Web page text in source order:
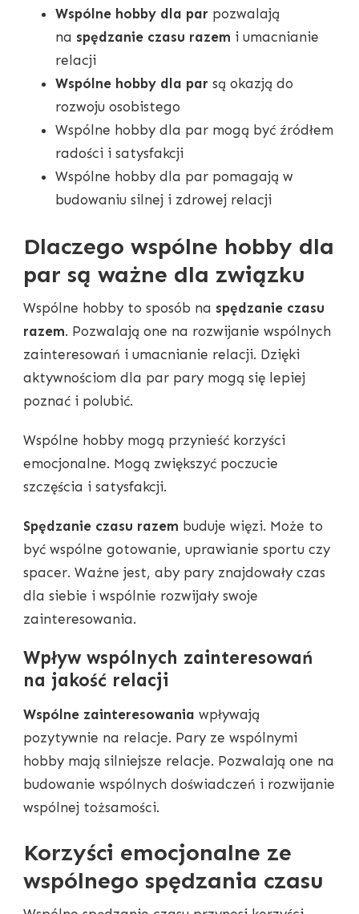
Wspólne hobby dla par pozwalają
na spędzanie czasu razem i umacnianie
relacji
Wspólne hobby dla par są okazją do
rozwoju osobistego
Wspólne hobby dla par mogą być źródłem
radości i satysfakcji
Wspólne hobby dla par pomagają w
budowaniu silnej i zdrowej relacji
Dlaczego wspólne hobby dla
par są ważne dla związku
Wspólne hobby to sposób na spędzanie czasu
razem. Pozwalają one na rozwijanie wspólnych
zainteresowań i umacnianie relacji. Dzięki
aktywnościom dla par pary mogą się lepiej
poznać i polubić.
Wspólne hobby mogą przynieść korzyści
emocjonalne. Mogą zwiększyć poczucie
szczęścia i satysfakcji.
Spędzanie czasu razem buduje więzi. Może to
być wspólne gotowanie, uprawianie sportu czy
spacer. Ważne jest, aby pary znajdowały czas
dla siebie i wspólnie rozwijały swoje
zainteresowania.
Wpływ wspólnych zainteresowań
na jakość relacji
Wspólne zainteresowania wpływają
pozytywnie na relacje. Pary ze wspólnymi
hobby mają silniejsze relacje. Pozwalają one na
budowanie wspólnych doświadczeń i rozwijanie
wspólnej tożsamości.
Korzyści emocjonalne ze
wspólnego spędzania czasu